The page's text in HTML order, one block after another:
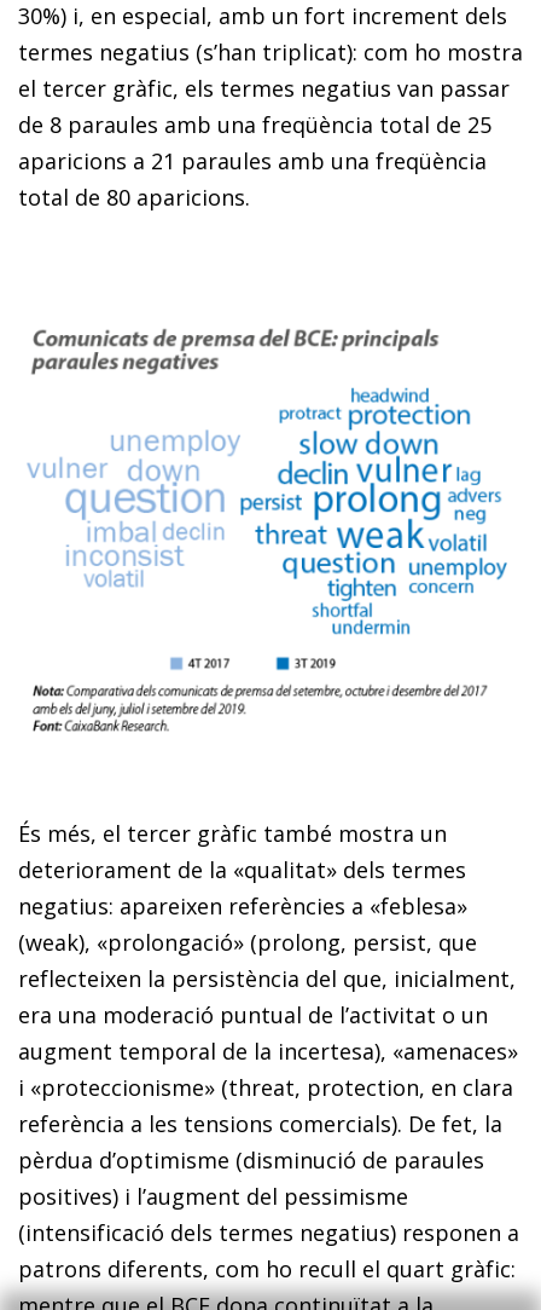
30%) i, en especial, amb un fort increment dels
termes negatius (s’han triplicat): com ho mostra
el tercer gràfic, els termes negatius van passar
de 8 paraules amb una freqüència total de 25
aparicions a 21 paraules amb una freqüència
total de 80 aparicions.
És més, el tercer gràfic també mostra un
deteriorament de la «qualitat» dels termes
negatius: apareixen referències a «feblesa»
(weak), «prolongació» (prolong, persist, que
reflecteixen la persistència del que, inicialment,
era una moderació puntual de l’activitat o un
augment tem­­po­­­­ral de la incertesa), «amenaces»
i «proteccionisme» (threat, protection, en clara
referència a les tensions comercials). De fet, la
pèrdua d’optimisme (disminució de paraules
positives) i l’augment del pessimisme
(intensificació dels termes negatius) responen a
patrons diferents, com ho recull el quart gràfic: